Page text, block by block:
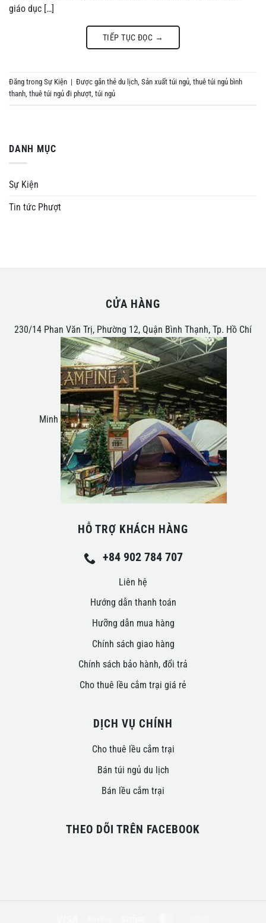
giáo dục […]
TIẾP TỤC ĐỌC →
Đăng trong Sự Kiện | Được gắn thẻ du lịch Sản xuất túi ngủ thuê túi ngủ bình
thanh thuê túi ngủ đi phượt túi ngủ
DANH MỤC
Sự Kiện
Tin tức Phượt
CỬA HÀNG
230/14 Phan Văn Trị, Phường 12, Quận Bình Thạnh, Tp. Hồ Chí
Minh
HỖ TRỢ KHÁCH HÀNG
+84 902 784 707
Liên hệ
Hướng dẫn thanh toán
Hưỡng dẫn mua hàng
Chính sách giao hàng
Chính sách bảo hành, đổi trả
Cho thuê lều cắm trại giá rẻ
DỊCH VỤ CHÍNH
Cho thuê lều cắm trại
Bán túi ngủ du lịch
Bán lều cắm trại
THEO DÕI TRÊN FACEBOOK